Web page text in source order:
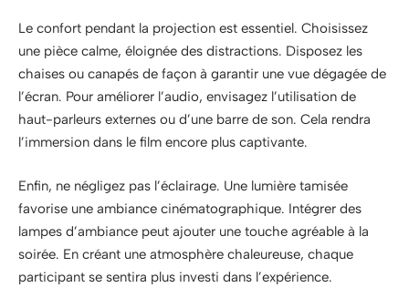
Le confort pendant la projection est essentiel. Choisissez
une pièce calme, éloignée des distractions. Disposez les
chaises ou canapés de façon à garantir une vue dégagée de
l’écran. Pour améliorer l’audio, envisagez l’utilisation de
haut-parleurs externes ou d’une barre de son. Cela rendra
l’immersion dans le film encore plus captivante.
Enfin, ne négligez pas l’éclairage. Une lumière tamisée
favorise une ambiance cinématographique. Intégrer des
lampes d’ambiance peut ajouter une touche agréable à la
soirée. En créant une atmosphère chaleureuse, chaque
participant se sentira plus investi dans l’expérience.